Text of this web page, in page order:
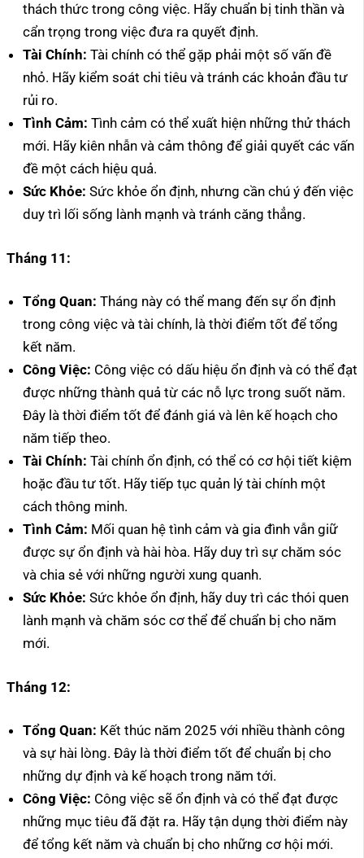
thách thức trong công việc. Hãy chuẩn bị tinh thần và
cẩn trọng trong việc đưa ra quyết định.
Tài Chính: Tài chính có thể gặp phải một số vấn đề
nhỏ. Hãy kiểm soát chi tiêu và tránh các khoản đầu tư
rủi ro.
Tình Cảm: Tình cảm có thể xuất hiện những thử thách
mới. Hãy kiên nhẫn và cảm thông để giải quyết các vấn
đề một cách hiệu quả.
Sức Khỏe: Sức khỏe ổn định, nhưng cần chú ý đến việc
duy trì lối sống lành mạnh và tránh căng thẳng.
Tháng 11:
Tổng Quan: Tháng này có thể mang đến sự ổn định
trong công việc và tài chính, là thời điểm tốt để tổng
kết năm.
Công Việc: Công việc có dấu hiệu ổn định và có thể đạt
được những thành quả từ các nỗ lực trong suốt năm.
Đây là thời điểm tốt để đánh giá và lên kế hoạch cho
năm tiếp theo.
Tài Chính: Tài chính ổn định, có thể có cơ hội tiết kiệm
hoặc đầu tư tốt. Hãy tiếp tục quản lý tài chính một
cách thông minh.
Tình Cảm: Mối quan hệ tình cảm và gia đình vẫn giữ
được sự ổn định và hài hòa. Hãy duy trì sự chăm sóc
và chia sẻ với những người xung quanh.
Sức Khỏe: Sức khỏe ổn định, hãy duy trì các thói quen
lành mạnh và chăm sóc cơ thể để chuẩn bị cho năm
mới.
Tháng 12:
Tổng Quan: Kết thúc năm 2025 với nhiều thành công
và sự hài lòng. Đây là thời điểm tốt để chuẩn bị cho
những dự định và kế hoạch trong năm tới.
Công Việc: Công việc sẽ ổn định và có thể đạt được
những mục tiêu đã đặt ra. Hãy tận dụng thời điểm này
để tổng kết năm và chuẩn bị cho những cơ hội mới.